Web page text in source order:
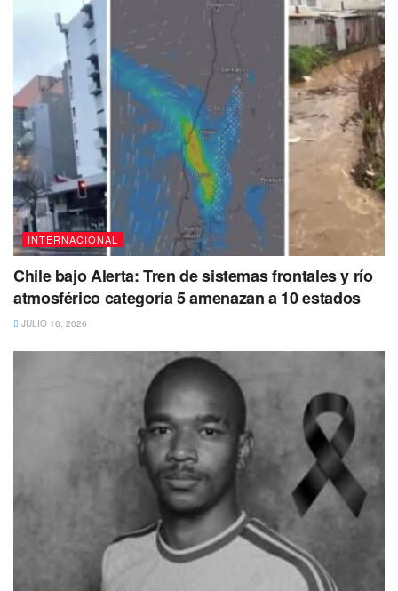
INTERNACIONAL
Chile bajo Alerta: Tren de sistemas frontales y río
atmosférico categoría 5 amenazan a 10 estados
JULIO 16, 2026